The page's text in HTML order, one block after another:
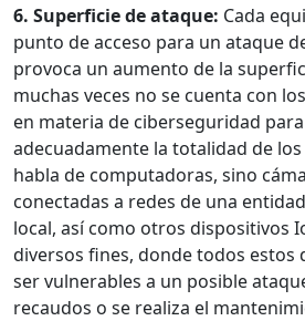
6. Superficie de ataque: Cada
punto de acceso para un ataque
provoca un aumento de la
muchas veces no se cuenta con
en materia de ciberseguridad
adecuadamente la totalidad de
habla de computadoras, sino
conectadas a redes de una
local, así como otros dispositivos
diversos fines, donde todos estos
ser vulnerables a un posible
recaudos o se realiza el